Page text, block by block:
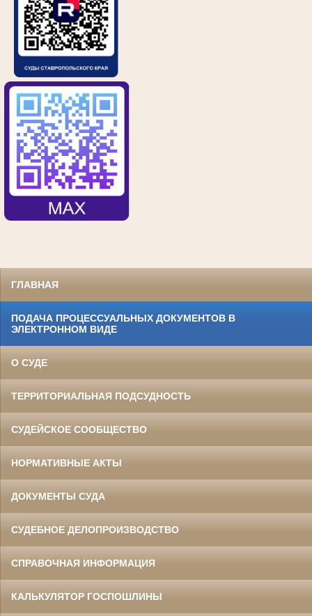
ГЛАВНАЯ
ПОДАЧА ПРОЦЕССУАЛЬНЫХ ДОКУМЕНТОВ В
ЭЛЕКТРОННОМ ВИДЕ
О СУДЕ
ТЕРРИТОРИАЛЬНАЯ ПОДСУДНОСТЬ
СУДЕЙСКОЕ СООБЩЕСТВО
НОРМАТИВНЫЕ АКТЫ
ДОКУМЕНТЫ СУДА
СУДЕБНОЕ ДЕЛОПРОИЗВОДСТВО
СПРАВОЧНАЯ ИНФОРМАЦИЯ
КАЛЬКУЛЯТОР ГОСПОШЛИНЫ